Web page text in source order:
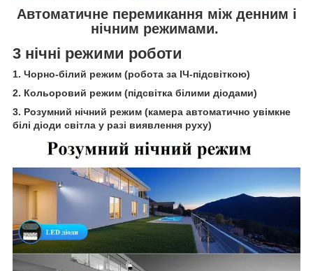
Автоматичне перемикання між денним і
нічним режимами.
3 нічні режими роботи
1. Чорно-білий режим (робота за ІЧ-підсвіткою)
2. Кольоровий режим (підсвітка білими діодами)
3. Розумний нічний режим (камера автоматично увімкне
білі діоди світла у разі виявлення руху)